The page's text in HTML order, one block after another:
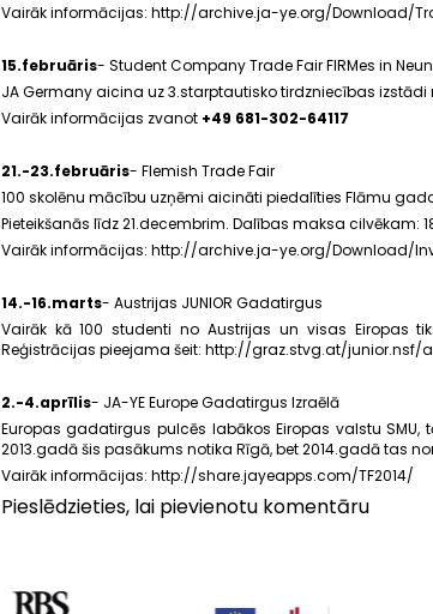
Vairāk informācijas: http://archive.ja-ye.org/Download/
15.februāris- Student Company Trade Fair FIRMes in
JA Germany aicina uz 3.starptautisko tirdzniecības izstādi
Vairāk informācijas zvanot +49 681-302-64117
21.-23.februāris- Flemish Trade Fair
100 skolēnu mācību uzņēmi aicināti piedalīties Flāmu
Pieteikšanās līdz 21.decembrim. Dalības maksa cilvēkam:
Vairāk informācijas: http://archive.ja-ye.org/Download/
14.-16.marts- Austrijas JUNIOR Gadatirgus
Vairāk kā 100 studenti no Austrijas un visas Eiropas
Reģistrācijas pieejama šeit: http://graz.stvg.at/junior.nsf/
2.-4.aprīlis- JA-YE Europe Gadatirgus Izraēlā
Europas gadatirgus pulcēs labākos Eiropas valstu
2013.gadā šis pasākums notika Rīgā, bet 2014.gadā tas
Vairāk informācijas: http://share.jayeapps.com/TF2014/
Pieslēdzieties, lai pievienotu komentāru